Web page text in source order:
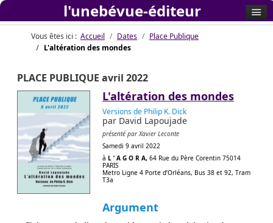
Vous êtes ici : Accueil Dates
Place Publique
L'altération des mondes
PLACE PUBLIQUE avril 2022
L'altération des mondes
Versions de Philip K. Dick
par David Lapoujade
présenté par Xavier Leconte
Samedi 9 avril 2022
à L ’ A G O R A, 64 Rue du Père Corentin 75014
PARIS
Metro Ligne 4 Porte d’Orléans, Bus 38 et 92, Tram
T3a
Argument
l'unebévue-éditeur